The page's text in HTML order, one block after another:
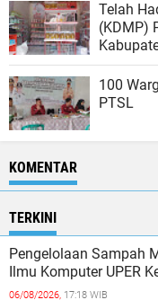
Telah
(KDMP)
100
PTSL
KOMENTAR
TERKINI
Pengelolaan Sampah
Ilmu Komputer UPER
06/08/2026, 17:18 WIB